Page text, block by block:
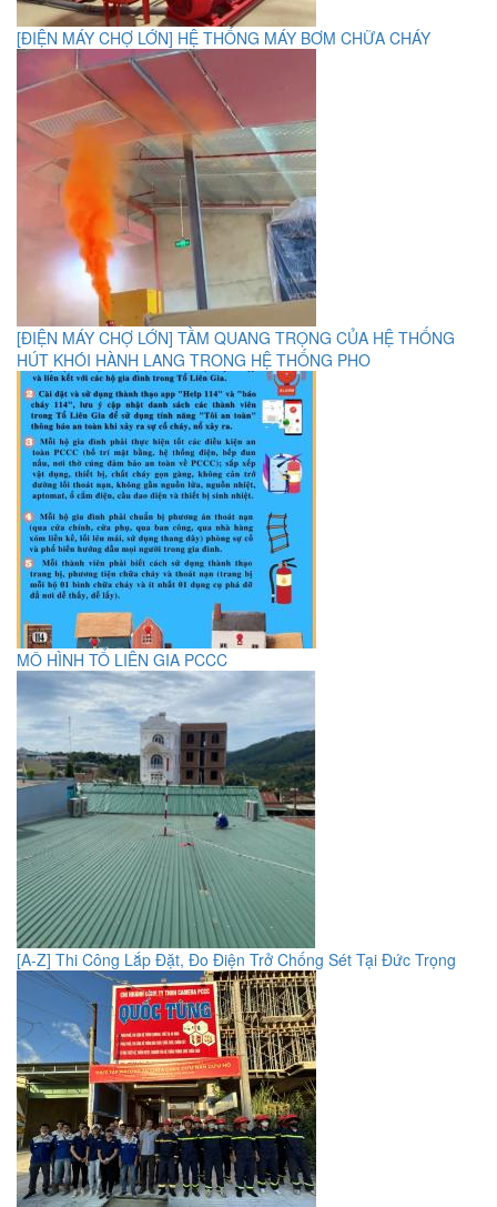
[ĐIỆN MÁY CHỢ LỚN] HỆ THỐNG MÁY BƠM CHỮA CHÁY
[ĐIỆN MÁY CHỢ LỚN] TẦM QUANG TRỌNG CỦA HỆ THỐNG
HÚT KHÓI HÀNH LANG TRONG HỆ THỐNG PHO
MÔ HÌNH TỔ LIÊN GIA PCCC
[A-Z] Thi Công Lắp Đặt, Đo Điện Trở Chống Sét Tại Đức Trọng